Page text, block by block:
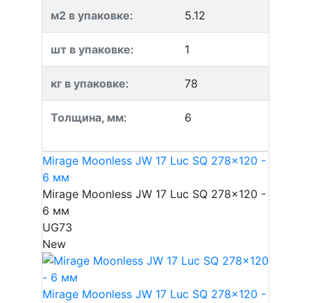
м2 в упаковке: 5.12
шт в упаковке: 1
кг в упаковке: 78
Толщина, мм: 6
Mirage Moonless JW 17 Luc SQ 278x120 -
6 мм
Mirage Moonless JW 17 Luc SQ 278x120 -
6 мм
UG73
New
Mirage Moonless JW 17 Luc SQ 278x120 -